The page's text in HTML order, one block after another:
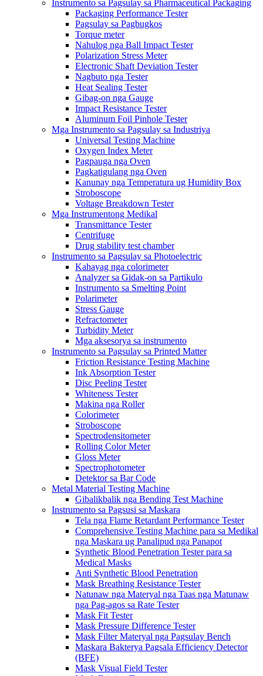
Instrumento sa Pagsulay sa Pharmaceutical Packaging
Packaging Performance Tester
Pagsulay sa Pagbugkos
Torque meter
Nahulog nga Ball Impact Tester
Polarization Stress Meter
Electronic Shaft Deviation Tester
Nagbuto nga Tester
Heat Sealing Tester
Gibag-on nga Gauge
Impact Resistance Tester
Aluminum Foil Pinhole Tester
Mga Instrumento sa Pagsulay sa Industriya
Universal Testing Machine
Oxygen Index Meter
Pagpauga nga Oven
Pagkatigulang nga Oven
Kanunay nga Temperatura ug Humidity Box
Stroboscope
Voltage Breakdown Tester
Mga Instrumentong Medikal
Transmittance Tester
Centrifuge
Drug stability test chamber
Instrumento sa Pagsulay sa Photoelectric
Kahayag nga colorimeter
Analyzer sa Gidak-on sa Partikulo
Instrumento sa Smelting Point
Polarimeter
Stress Gauge
Refractometer
Turbidity Meter
Mga aksesorya sa instrumento
Instrumento sa Pagsulay sa Printed Matter
Friction Resistance Testing Machine
Ink Absorption Tester
Disc Peeling Tester
Whiteness Tester
Makina nga Roller
Colorimeter
Stroboscope
Spectrodensitometer
Rolling Color Meter
Gloss Meter
Spectrophotometer
Detektor sa Bar Code
Metal Material Testing Machine
Gibalikbalik nga Bending Test Machine
Instrumento sa Pagsusi sa Maskara
Tela nga Flame Retardant Performance Tester
Comprehensive Testing Machine para sa Medikal
nga Maskara ug Panalipud nga Panapot
Synthetic Blood Penetration Tester para sa
Medical Masks
Anti Synthetic Blood Penetration
Mask Breathing Resistance Tester
Natunaw nga Materyal nga Taas nga Matunaw
nga Pag-agos sa Rate Tester
Mask Fit Tester
Mask Pressure Difference Tester
Mask Filter Materyal nga Pagsulay Bench
Maskara Bakterya Pagsala Efficiency Detector
(BFE)
Mask Visual Field Tester